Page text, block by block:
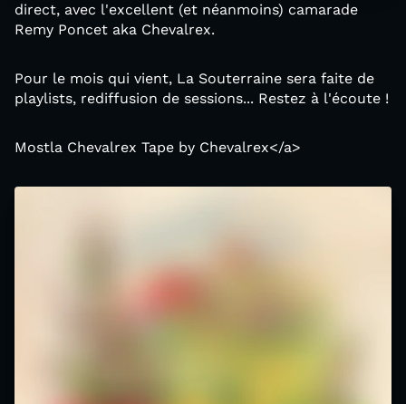
direct, avec l'excellent (et néanmoins) camarade
Remy Poncet aka Chevalrex.
Pour le mois qui vient, La Souterraine sera faite de
playlists, rediffusion de sessions... Restez à l'écoute !
Mostla Chevalrex Tape by Chevalrex</a>